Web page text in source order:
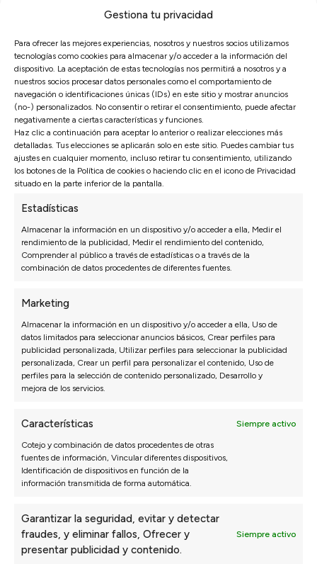
Gestiona tu privacidad
Para ofrecer las mejores experiencias, nosotros y nuestros socios utilizamos
tecnologías como cookies para almacenar y/o acceder a la información del
dispositivo. La aceptación de estas tecnologías nos permitirá a nosotros y a
nuestros socios procesar datos personales como el comportamiento de
navegación o identificaciones únicas (IDs) en este sitio y mostrar anuncios
(no-) personalizados. No consentir o retirar el consentimiento, puede afectar
negativamente a ciertas características y funciones.
Haz clic a continuación para aceptar lo anterior o realizar elecciones más
detalladas. Tus elecciones se aplicarán solo en este sitio. Puedes cambiar tus
ajustes en cualquier momento, incluso retirar tu consentimiento, utilizando
los botones de la Política de cookies o haciendo clic en el icono de Privacidad
situado en la parte inferior de la pantalla.
Estadísticas
Almacenar la información en un dispositivo y/o acceder a ella, Medir el
rendimiento de la publicidad, Medir el rendimiento del contenido,
Comprender al público a través de estadísticas o a través de la
combinación de datos procedentes de diferentes fuentes.
Marketing
Almacenar la información en un dispositivo y/o acceder a ella, Uso de
datos limitados para seleccionar anuncios básicos, Crear perfiles para
publicidad personalizada, Utilizar perfiles para seleccionar la publicidad
personalizada, Crear un perfil para personalizar el contenido, Uso de
perfiles para la selección de contenido personalizado, Desarrollo y
mejora de los servicios.
Características Siempre activo
Cotejo y combinación de datos procedentes de otras
fuentes de información, Vincular diferentes dispositivos,
Identificación de dispositivos en función de la
información transmitida de forma automática.
Garantizar la seguridad, evitar y detectar
fraudes, y eliminar fallos, Ofrecer y
presentar publicidad y contenido.
Siempre activo
Configura tuSofá
Chaiselongue Modelo
Rumba a medida
Configura este sofá como prefieras a través de
nuestro configurador para tener tu sofá a medida en
un poco más de tiempo
Ir al configurador
Opiniones de nuestros clientes
Sofás Valencia
4,6
Basado en 3128
opiniones
Isabel N. 27/07/2026
*** nos recomendó una configuración que al